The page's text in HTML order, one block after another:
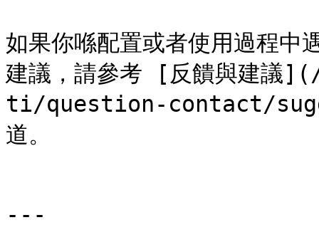
如果你喺配置或者使用過程中
建議，請參考 [反饋與建
ti/question-contact/
道。
---